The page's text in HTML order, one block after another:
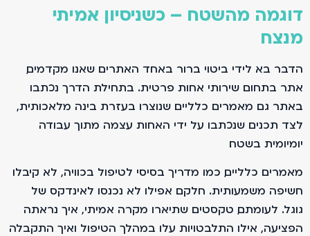
דוגמה מהשטח – כשניסיון אמיתי
מנצח
הדבר בא לידי ביטוי ברור באחד האתרים שאנו מקדמים,
אתר בתחום שירותי אחות פרטית. בתחילת הדרך נכתבו
באתר גם מאמרים כלליים שנוצרו בעזרת בינה מלאכותית,
לצד תכנים שנכתבו על ידי האחות עצמה מתוך עבודה
יומיומית בשטח.
מאמרים כלליים, כמו מדריך בסיסי לטיפול בכוויה, לא קיבלו
חשיפה משמעותית. חלקם אפילו לא נכנסו לאינדקס של
גוגל. לעומתם, טקסטים שתיארו מקרה אמיתי, איך נראתה
הפציעה, אילו התלבטויות עלו במהלך הטיפול ואיך התקבלה